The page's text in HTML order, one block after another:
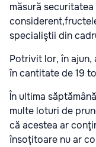
măsură
specialiştii din
Potrivit lor, în ajun,
în cantitate de 19
În ultima
multe loturi de
că acestea ar
însoţitoare nu ar